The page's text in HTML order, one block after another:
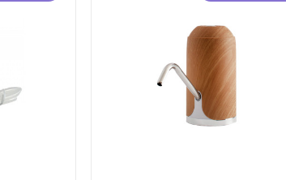
см) -
це
Intex 29039 – термометр для
басейнів: точність і надійність
від лідера ринку Intex 29039 –